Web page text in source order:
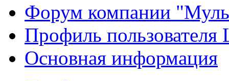
Форум компании
Профиль пользователя
Основная информация